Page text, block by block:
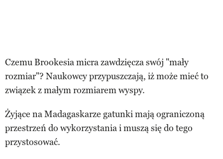
Czemu Brookesia micra zawdzięcza swój "mały
rozmiar"? Naukowcy przypuszczają, iż może mieć to
związek z małym rozmiarem wyspy.
Żyjące na Madagaskarze gatunki mają ograniczoną
przestrzeń do wykorzystania i muszą się do tego
przystosować.